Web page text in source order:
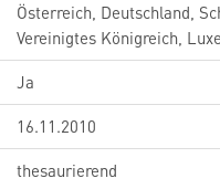
Österreich, Deutschland,
Vereinigtes Königreich,
Ja
16.11.2010
thesaurierend